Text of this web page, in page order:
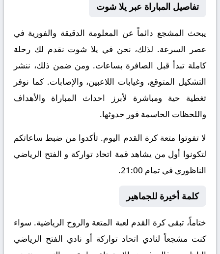
تفاصيل المباراة عبر يلا شوت
يبحث المشجع دائماً عن المعلومة الدقيقة والفورية في
عصر السرعة. لذلك، نحن في يلا شوت نقدم لك رحلة
كاملة تبدأ قبل الصافرة بساعات. ومن ضمن ذلك، ننشر
التشكيل المتوقع، وغيابات اللاعبين، والإصابات. كما نوفر
تغطية حية ومباشرة لأبرز احداث المباراة والأهداف
واللحظات الحاسمة فور حدوثها.
لا تفوتوا متعة كرة القدم اليوم. تأكدوا من ضبط ساعاتكم
لتكونوا أول من يشاهد قمة اتحاد تواركة و الفتح الرياضي
الناظوري في تمام 21:00.
كلمة أخيرة للجماهير
ختاماً، تبقى كرة القدم لعبة المتعة والروح الرياضية. سواء
كنت مشجعاً لنادي اتحاد تواركة أو نادي الفتح الرياضي